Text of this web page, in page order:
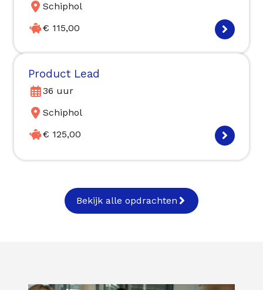
Schiphol
€ 115,00
Product Lead
36 uur
Schiphol
€ 125,00
Bekijk alle opdrachten